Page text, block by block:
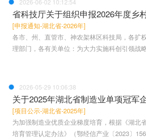
2026-06-02 10:12:54
省科技厅关于组织申报2026年度乡
[申报通知-湖北省-2026年]
各市、州、直管市、神农架林区科技局，各扩
理部门，各有关单位：为大力实施科创引领战
2026-05-29 10:06:38
关于2025年湖北省制造业单项冠军
[项目公示-湖北省-2025年]
为加强制造业优质企业梯度培育，根据《湖北
培育管理认定办法》（鄂经信产业〔2023〕